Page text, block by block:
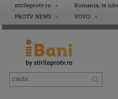
stirileprotv.ro Romania, te
PROTV NEWS
VOYO